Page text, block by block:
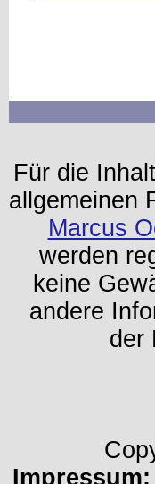
Für die
allgemeinen
Marcus
werden
keine
andere
der
Impressum: